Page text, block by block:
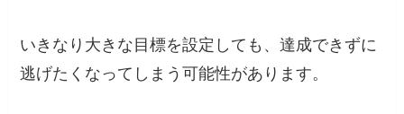
いきなり大きな目標を設定しても、達成できずに
逃げたくなってしまう可能性があります。